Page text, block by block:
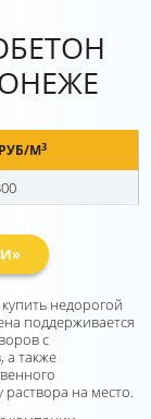
М3
недорогой
поддерживается
с
а также
на место.